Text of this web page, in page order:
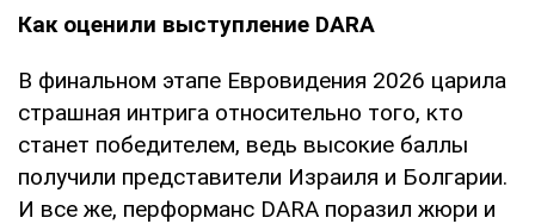
Как оценили выступление DARA
В финальном этапе Евровидения 2026 царила
страшная интрига относительно того, кто
станет победителем, ведь высокие баллы
получили представители Израиля и Болгарии.
И все же, перформанс DARA поразил жюри и